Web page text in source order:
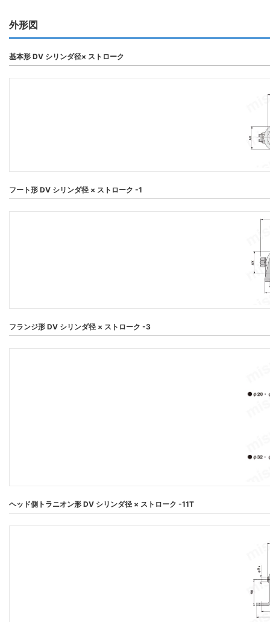
外形図
基本形 DV シリンダ径× ストローク
フート形 DV シリンダ径 × ストローク -1
フランジ形 DV シリンダ径 × ストローク -3
ヘッド側トラニオン形 DV シリンダ径 × ストローク -11T